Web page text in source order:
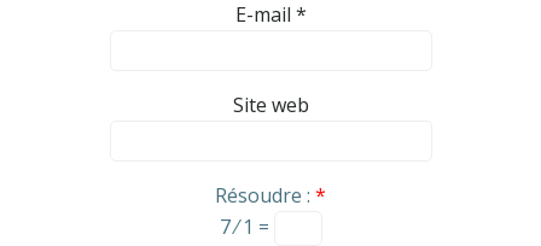
E-mail *
Site web
Résoudre : *
7 ⁄ 1 =